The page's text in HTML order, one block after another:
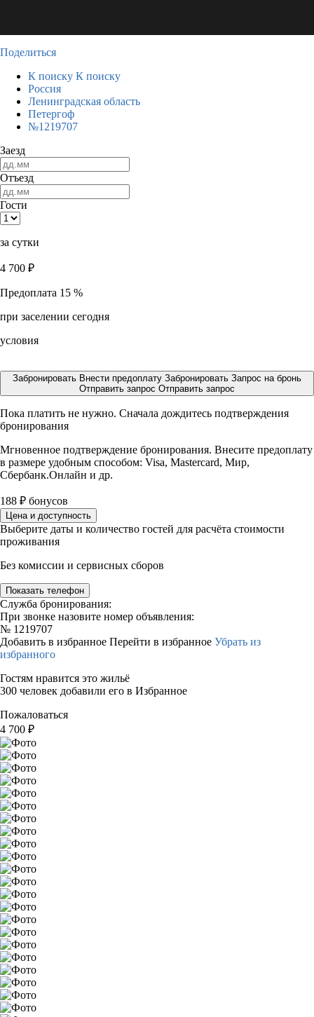
Поделиться
К поиску К поиску
Россия
Ленинградская область
Петергоф
№1219707
Заезд
Отъезд
Гости
за сутки
4 700 ₽
Предоплата 15 %
при заселении сегодня
условия
Забронировать Внести предоплату Забронировать Запрос на бронь
Отправить запрос Отправить запрос
Пока платить не нужно. Сначала дождитесь подтверждения
бронирования
Мгновенное подтверждение бронирования. Внесите предоплату
в размере удобным способом: Visa, Mastercard, Мир,
Сбербанк.Онлайн и др.
188 ₽ бонусов
Цена и доступность
Выберите даты и количество гостей для расчёта стоимости
проживания
Без комиссии и сервисных сборов
Показать телефон
Служба бронирования:
При звонке назовите номер объявления:
№ 1219707
Добавить в избранное Перейти в избранное Убрать из
избранного
Гостям нравится это жильё
300 человек добавили его в Избранное
Пожаловаться
4 700 ₽